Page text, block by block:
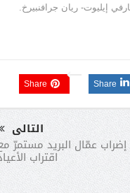
إيليوت- ريان جرافنبيرخ.
Share
Share
التالى
إضراب عمّال البريد مستمرّ
اقتراب